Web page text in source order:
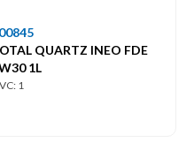
QUARTZ INEO FDE
1L
1